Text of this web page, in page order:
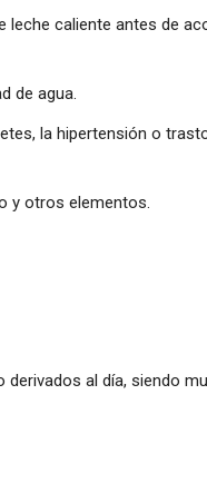
leche caliente antes de
de agua.
la hipertensión o
y otros elementos.
al día, siendo